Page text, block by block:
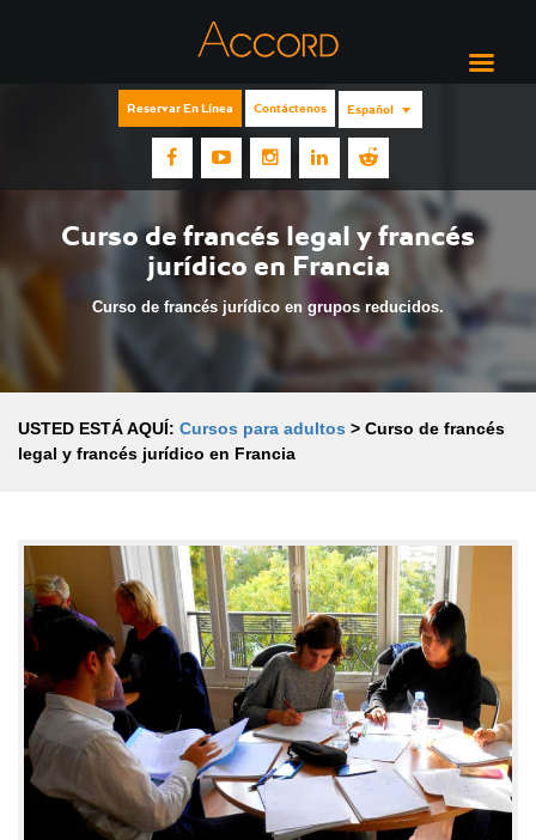
Reservar En Línea Contáctenos Español
Curso de francés legal y francés
jurídico en Francia
Curso de francés jurídico en grupos reducidos.
USTED ESTÁ AQUÍ: Cursos para adultos > Curso de francés
legal y francés jurídico en Francia